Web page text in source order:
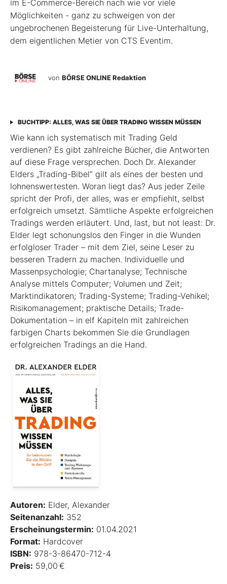
im E-Commerce-Bereich nach wie vor viele
Möglichkeiten - ganz zu schweigen von der
ungebrochenen Begeisterung für Live-Unterhaltung,
dem eigentlichen Metier von CTS Eventim.
von BÖRSE ONLINE Redaktion
BUCHTIPP: ALLES, WAS SIE ÜBER TRADING WISSEN MÜSSEN
Wie kann ich systematisch mit Trading Geld
verdienen? Es gibt zahlreiche Bücher, die Antworten
auf diese Frage versprechen. Doch Dr. Alexander
Elders „Trading-Bibel“ gilt als eines der besten und
lohnenswertesten. Woran liegt das? Aus jeder Zeile
spricht der Profi, der alles, was er empfiehlt, selbst
erfolgreich umsetzt. Sämtliche Aspekte erfolgreichen
Tradings werden erläutert. Und, last, but not least: Dr.
Elder legt schonungslos den Finger in die Wunden
erfolgloser Trader – mit dem Ziel, seine Leser zu
besseren Tradern zu machen. Individuelle und
Massenpsychologie; Chartanalyse; Technische
Analyse mittels Computer; Volumen und Zeit;
Marktindikatoren; Trading-Systeme; Trading-Vehikel;
Risikomanagement; praktische Details; Trade-
Dokumentation – in elf Kapiteln mit zahlreichen
farbigen Charts bekommen Sie die Grundlagen
erfolgreichen Tradings an die Hand.
Autoren: Elder, Alexander
Seitenanzahl: 352
Erscheinungstermin: 01.04.2021
Format: Hardcover
ISBN: 978-3-86470-712-4
Preis: 59,00 €